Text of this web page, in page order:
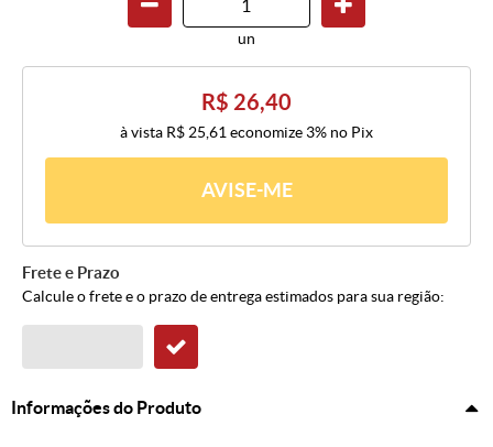
un
R$ 26,40
à vista R$ 25,61 economize 3% no Pix
AVISE-ME
Frete e Prazo
Calcule o frete e o prazo de entrega estimados para sua região:
Informações do Produto